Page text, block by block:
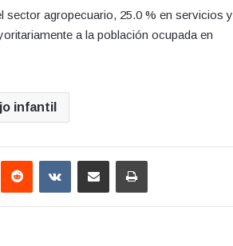
sector agropecuario, 25.0 % en servicios y
a la población ocupada en
infantil
Reddit VKontakteCompartir por correo electrónicoImprimir